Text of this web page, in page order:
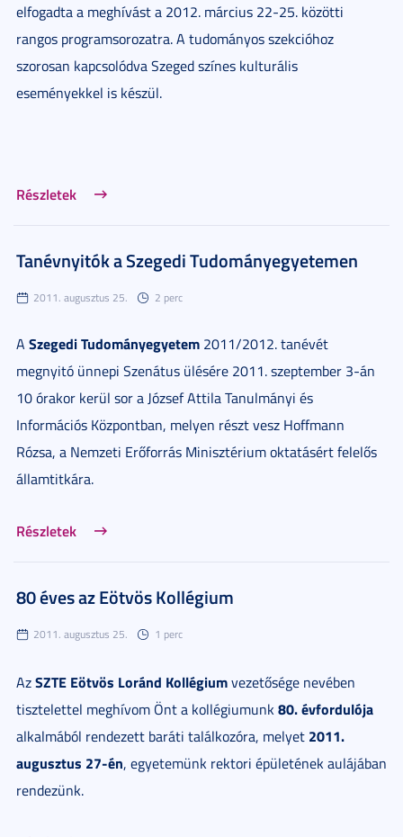
elfogadta a meghívást a 2012. március 22-25. közötti
rangos programsorozatra. A tudományos szekcióhoz
szorosan kapcsolódva Szeged színes kulturális
eseményekkel is készül.
Részletek
Tanévnyitók a Szegedi Tudományegyetemen
2011. augusztus 25. 2 perc
A Szegedi Tudományegyetem 2011/2012. tanévét
megnyitó ünnepi Szenátus ülésére 2011. szeptember 3-án
10 órakor kerül sor a József Attila Tanulmányi és
Információs Központban, melyen részt vesz Hoffmann
Rózsa, a Nemzeti Erőforrás Minisztérium oktatásért felelős
államtitkára.
Részletek
80 éves az Eötvös Kollégium
2011. augusztus 25. 1 perc
AzSZTE Eötvös Loránd Kollégiumvezetősége nevében
tisztelettel meghívom Önt a kollégiumunk80. évfordulója
alkalmából rendezett baráti találkozóra, melyet 2011.
augusztus 27-én, egyetemünk rektori épületének aulájában
rendezünk.